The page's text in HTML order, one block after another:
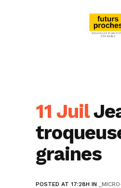
11 Juil
graines
POSTED AT 17:28H IN